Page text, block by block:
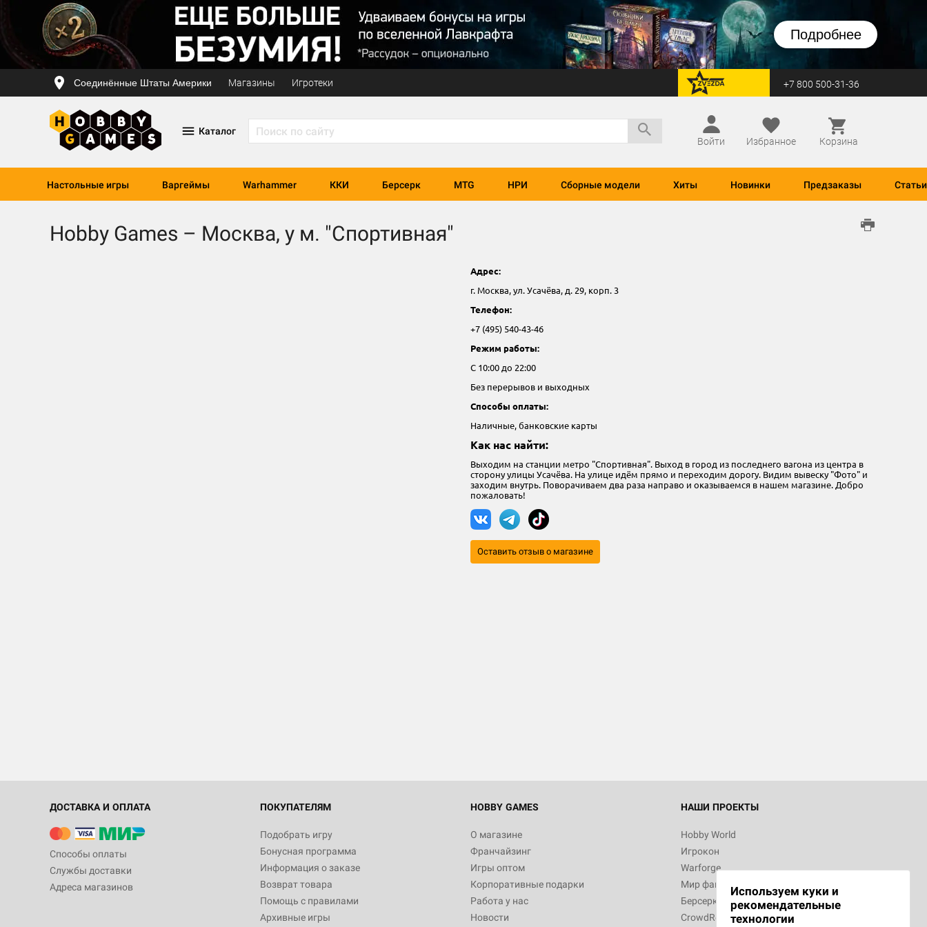
Подробнее
Соединённые Штаты Америки Магазины Игротеки перейти на Zvezda +7 800 500-31-36
Каталог
Войти
Избранное Корзина
Настольные игры Варгеймы Warhammer ККИ Берсерк MTG НРИ Сборные модели Хиты Новинки Предзаказы Статьи
Hobby Games – Москва, у м. "Спортивная"
Адрес:
г. Москва, ул. Усачёва, д. 29, корп. 3
Телефон:
+7 (495) 540-43-46
Режим работы:
С 10:00 до 22:00
Без перерывов и выходных
Способы оплаты:
Наличные, банковские карты
Как нас найти:
Выходим на станции метро "Спортивная". Выход в город из последнего вагона из центра в
сторону улицы Усачёва. На улице идём прямо и переходим дорогу. Видим вывеску "Фото" и
заходим внутрь. Поворачиваем два раза направо и оказываемся в нашем магазине. Добро
пожаловать!
Оставить отзыв о магазине
ДОСТАВКА И ОПЛАТА
Способы оплаты
Службы доставки
Адреса магазинов
ПОКУПАТЕЛЯМ
Подобрать игру
Бонусная программа
Информация о заказе
Возврат товара
Помощь с правилами
Архивные игры
HOBBY GAMES
О магазине
Франчайзинг
Игры оптом
Корпоративные подарки
Работа у нас
Новости
НАШИ ПРОЕКТЫ
Hobby World
Игрокон
Warforge
Мир фантастики
Берсерк
CrowdRepublic
Используем куки и
рекомендательные
технологии